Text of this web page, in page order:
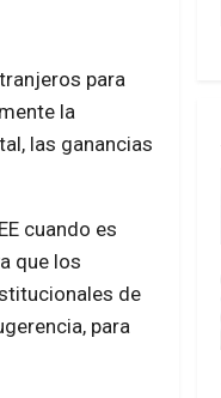
para
la
las ganancias
cuando es
que los
de
para